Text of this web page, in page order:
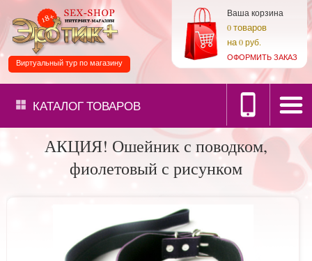
Ваша корзина
0товаров
на0 руб.
ОФОРМИТЬ ЗАКАЗ
Виртуальный тур по магазину
КАТАЛОГТОВАРОВ
АКЦИЯ! Ошейник с поводком,
фиолетовый с рисунком